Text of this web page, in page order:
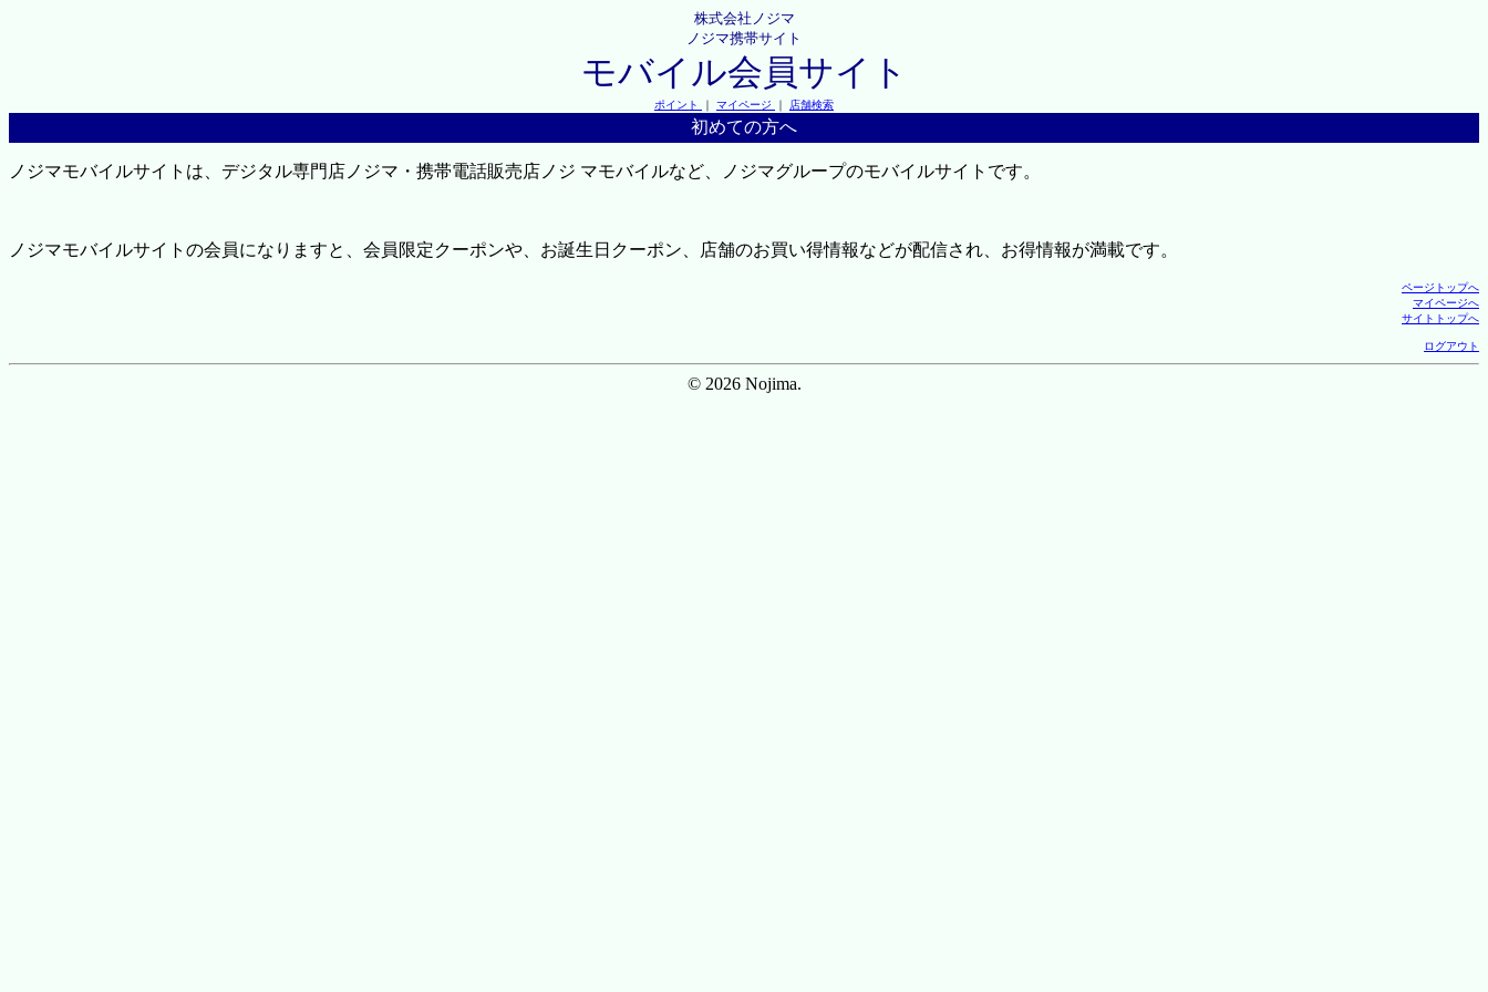
株式会社ノジマ
ノジマ携帯サイト
モバイル会員サイト
ポイント ｜ マイページ ｜ 店舗検索
初めての方へ
ノジマモバイルサイトは、デジタル専門店ノジマ・携帯電話販売店ノジ マモバイルなど、ノジマグループのモバイルサイトです。
ノジマモバイルサイトの会員になりますと、会員限定クーポンや、お誕生日クーポン、店舗のお買い得情報などが配信され、お得情報が満載です。
ページトップへ
マイページへ
サイトトップへ
ログアウト
© 2026 Nojima.